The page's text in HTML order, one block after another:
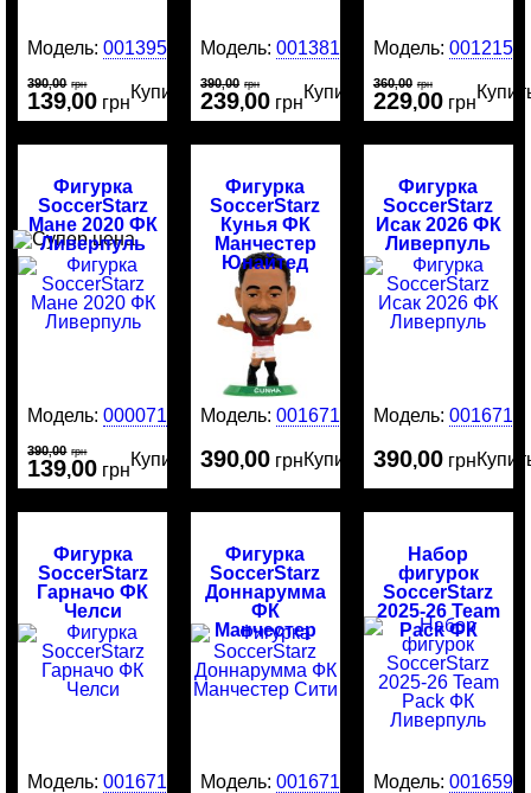
Модель:0013951
390,00 грн
139,00 грн
Купить
Модель:0013813
390,00 грн
239,00 грн
Купить
Модель: 0012159
360,00 грн
229,00 грн
Фигурка
SoccerStarz
Мане 2020 ФК
Ливерпуль
Модель:00007184
390,00 грн
139,00 грн
Купить
Фигурка
SoccerStarz
Кунья ФК
Манчестер
Юнайтед
Модель:0016717
390,00 грнКупить
Фигурка
SoccerStarz
Исак 2026 ФК
Ливерпуль
Модель: 0016716
390,00 грн
Фигурка
SoccerStarz
Гарначо ФК
Челси
Модель:0016715
Фигурка
SoccerStarz
Доннарумма
ФК
Манчестер
Сити
Модель:0016714
Набор
фигурок
SoccerStarz
2025-26 Team
Pack ФК
Ливерпуль
Модель: 0016595